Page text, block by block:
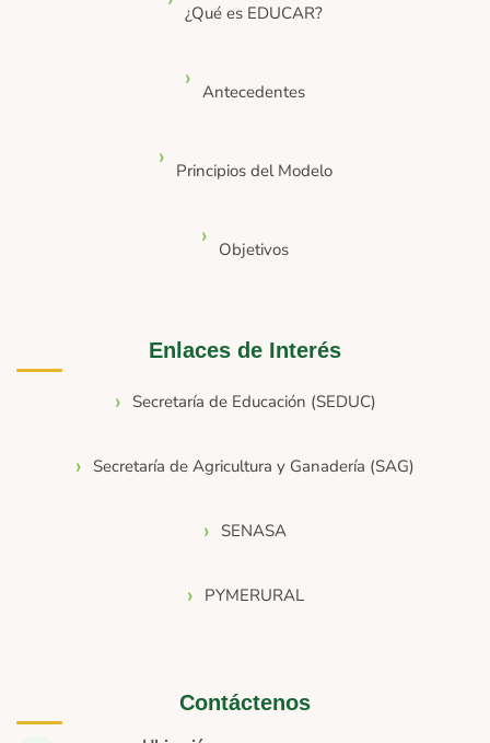
¿Qué es EDUCAR?
Antecedentes
Principios del Modelo
Objetivos
Enlaces de Interés
Secretaría de Educación (SEDUC)
Secretaría de Agricultura y Ganadería (SAG)
SENASA
PYMERURAL
Contáctenos